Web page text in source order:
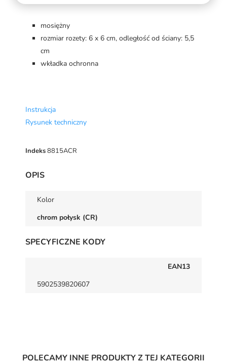
mosiężny
rozmiar rozety: 6 x 6 cm, odległość od ściany: 5,5
cm
wkładka ochronna
Instrukcja
Rysunek techniczny
Indeks8815ACR
OPIS
Kolor
chrom połysk (CR)
SPECYFICZNE KODY
EAN13
5902539820607
POLECAMY INNE PRODUKTY Z TEJ KATEGORII